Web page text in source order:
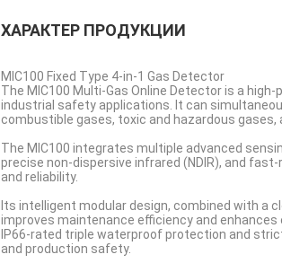
ХАРАКТЕР ПРОДУКЦИИ
MIC100 Fixed Type 4-in-1 Gas Detector
The MIC100 Multi-Gas Online Detector is a
industrial safety applications. It can
combustible gases, toxic and hazardous gases,
The MIC100 integrates multiple advanced
precise non-dispersive infrared (NDIR), and
and reliability.
Its intelligent modular design, combined with a
improves maintenance efficiency and
IP66-rated triple waterproof protection and
and production safety.